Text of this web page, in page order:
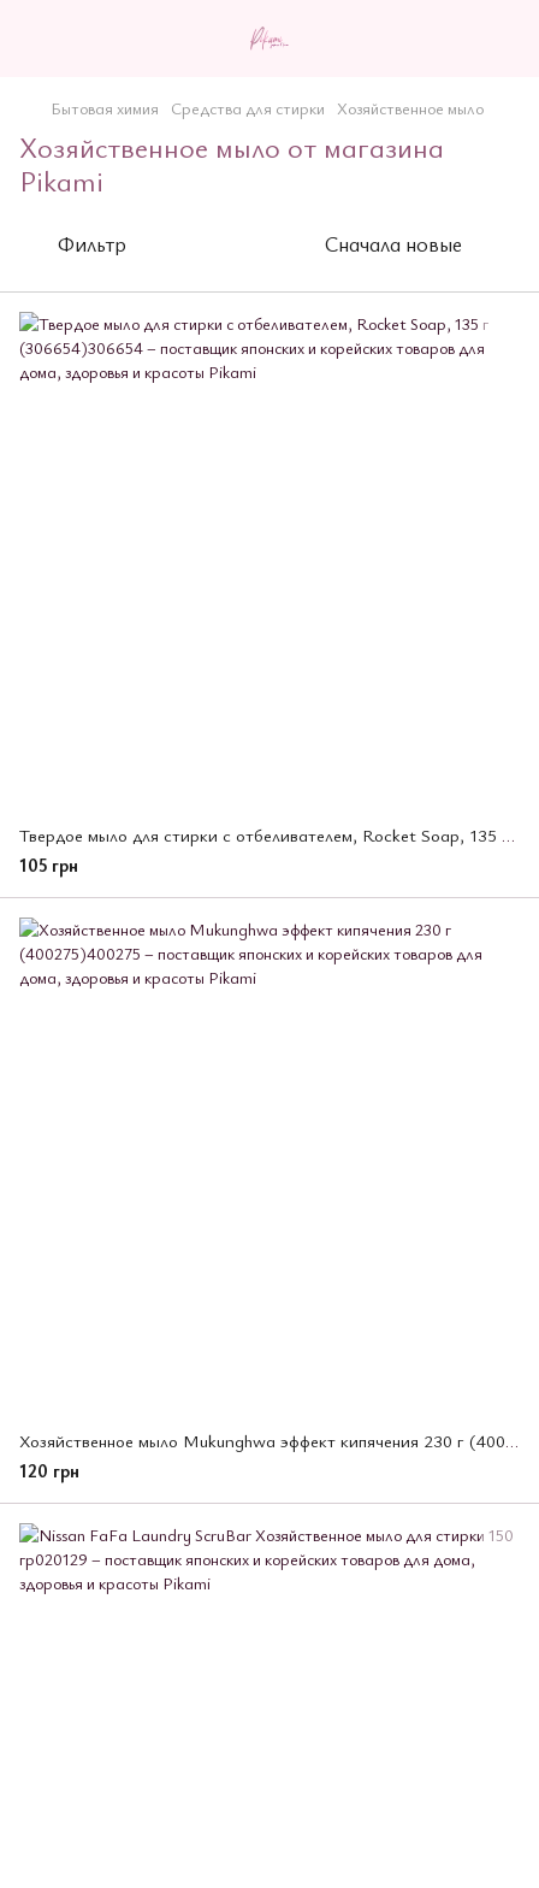
Бытовая химия Средства для стирки Хозяйственное мыло
Хозяйственное мыло от магазина
Pikami
Фильтр Сначала новые
Твердое мыло для стирки с отбеливателем, Rocket Soap, 135 г (306654)
105 грн
Хозяйственное мыло Mukunghwa эффект кипячения 230 г (400275)
120 грн